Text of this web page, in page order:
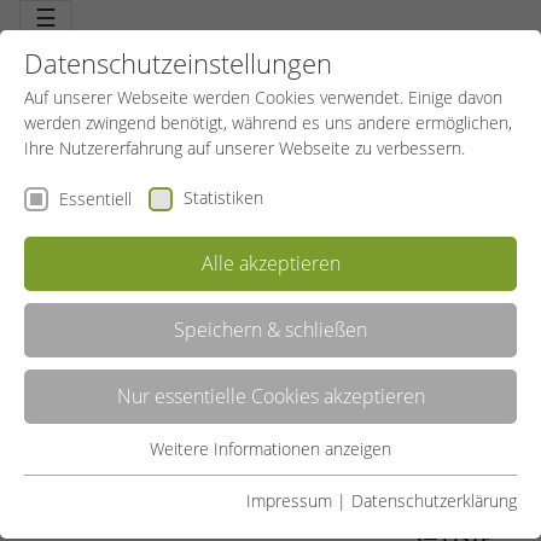
☰
PILATES
Schon ein Fitness-Klassiker im Gesundheitstraining. Ein
ausgewogenes Programm zur Muskelkräftigung, zur Verbesserung
der Körperhaltung und gleichzeitiger Sensibilisierung der
Körperwahrnehmung. Eine aktive Körpermitte, bewusstes Atmen,
kontrolliert ausgeführte Bewegungen: ein neues Körpergefühl.
Datenschutzeinstellungen
Auf unserer Webseite werden Cookies verwendet. Einige davon
werden zwingend benötigt, während es uns andere ermöglichen,
Ihre Nutzererfahrung auf unserer Webseite zu verbessern.
Essentiell Statistiken
Alle akzeptieren
Speichern & schließen
Nur essentielle Cookies akzeptieren
Essentielle Cookies werden für grundlegende Funktionen der
Weitere Informationen anzeigen
Impressum | Datenschutzerklärung